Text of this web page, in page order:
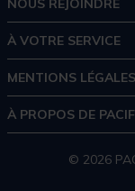
NOUS REJOINDRE
À VOTRE SERVICE
MENTIONS LÉGALES
À PROPOS DE
© 2026